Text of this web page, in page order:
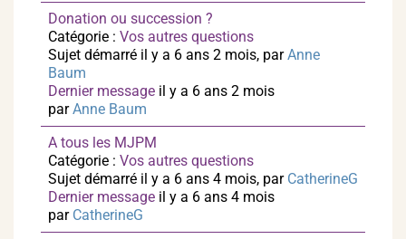
Donation ou succession ?
Catégorie : Vos autres questions
Sujet démarré il y a 6 ans 2 mois, parAnne
Baum
Dernier message il y a 6 ans 2 mois
parAnne Baum
A tous les MJPM
Catégorie : Vos autres questions
Sujet démarré il y a 6 ans 4 mois, par CatherineG
Dernier message il y a 6 ans 4 mois
par CatherineG